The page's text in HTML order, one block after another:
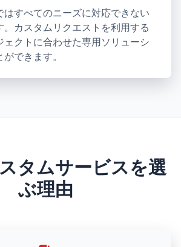
はすべてのニーズに対応できない
。カスタムリクエストを利用する
ェクトに合わせた専用ソリューシ
できます。
タムサービスを選
ぶ理由